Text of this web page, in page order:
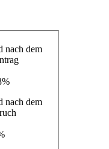
nach dem
nach dem